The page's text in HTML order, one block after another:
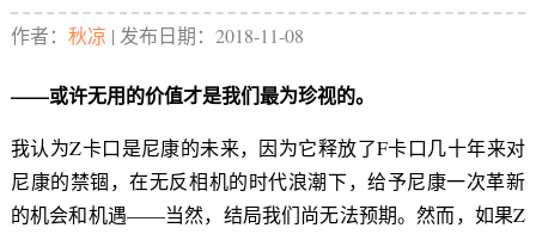
作者： 秋凉 | 发布日期： 2018-11-08
——或许无用的价值才是我们最为珍视的。
我认为Z卡口是尼康的未来，因为它释放了F卡口几十年来对
尼康的禁锢，在无反相机的时代浪潮下，给予尼康一次革新
的机会和机遇——当然，结局我们尚无法预期。然而，如果Z